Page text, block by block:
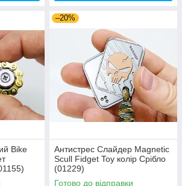
Bike
–20%
Антистрес Слайдер Magnetic
Scull Fidget Toy колір Срібло
(01229)
Готово до відправки